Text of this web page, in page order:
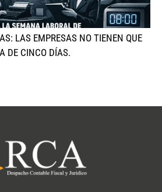
LAS EMPRESAS NO TIENEN QUE
DE CINCO DÍAS.